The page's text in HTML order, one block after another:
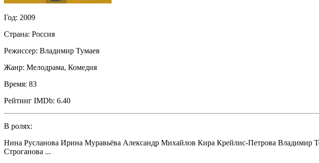
Год: 2009
Страна: Россия
Режиссер: Владимир Тумаев
Жанр: Мелодрама, Комедия
Время: 83
Рейтинг IMDb: 6.40
В ролях:
Нина Русланова Ирина Муравьёва Александр Михайлов Кира Крейлис-Петрова Владимир
Строганова ...